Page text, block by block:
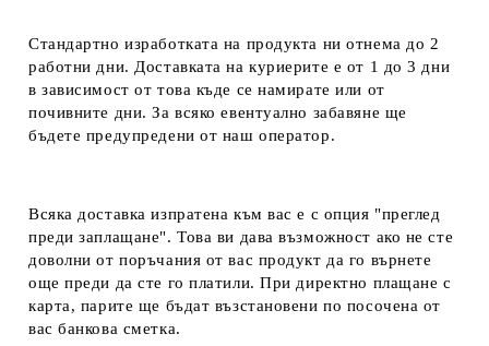
Стандартно изработката на продукта ни отнема до 2
работни дни. Доставката на куриерите е от 1 до 3 дни
в зависимост от това къде се намирате или от
почивните дни. За всяко евентуално забавяне ще
бъдете предупредени от наш оператор.
Всяка доставка изпратена към вас е с опция "преглед
преди заплащане". Това ви дава възможност ако не сте
доволни от поръчания от вас продукт да го върнете
още преди да сте го платили. При директно плащане с
карта, парите ще бъдат възстановени по посочена от
вас банкова сметка.